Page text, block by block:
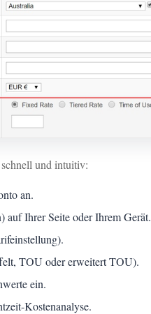
und intuitiv:
an.
Ihrer Seite oder Ihrem Gerät.
TOU oder erweitert TOU).
ein.
Kostenanalyse.